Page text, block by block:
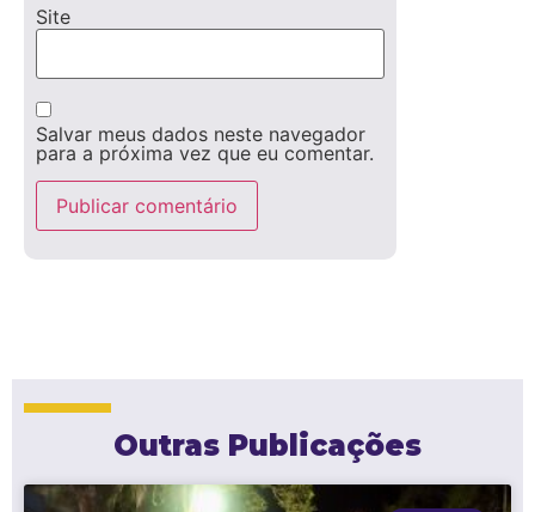
Site
Salvar meus dados neste navegador
para a próxima vez que eu comentar.
Outras Publicações